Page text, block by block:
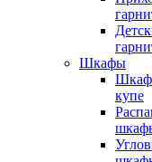
Шкафы
купе